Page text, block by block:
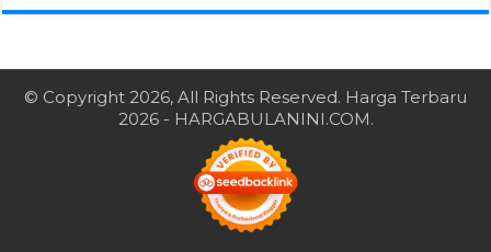
© Copyright 2026, All Rights Reserved. Harga Terbaru
2026- HARGABULANINI.COM.